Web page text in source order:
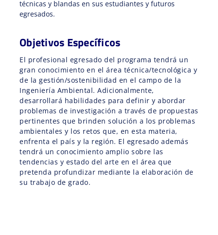
técnicas y blandas en sus estudiantes y futuros
egresados.
Objetivos Específicos
El profesional egresado del programa tendrá un
gran conocimiento en el área técnica/tecnológica y
de la gestión/sostenibilidad en el campo de la
Ingeniería Ambiental. Adicionalmente,
desarrollará habilidades para definir y abordar
problemas de investigación a través de propuestas
pertinentes que brinden solución a los problemas
ambientales y los retos que, en esta materia,
enfrenta el país y la región. El egresado además
tendrá un conocimiento amplio sobre las
tendencias y estado del arte en el área que
pretenda profundizar mediante la elaboración de
su trabajo de grado.